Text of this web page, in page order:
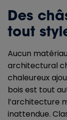
Des
tout
Aucun
architectural
chaleureux
bois est tout
l’architecture
inattendue.